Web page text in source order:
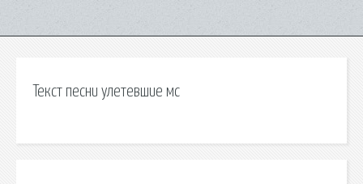
Текст песни улетевшие мс